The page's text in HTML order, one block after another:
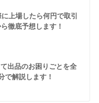
上場したら何円で取引
徹底予想します！
出品のお困りごとを全
で解説します！